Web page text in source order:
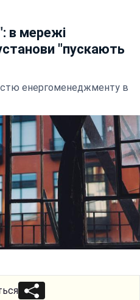
в мережі
"пускають
енергоменеджменту в